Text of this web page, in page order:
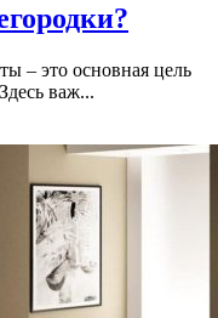
– это основная цель
важ...